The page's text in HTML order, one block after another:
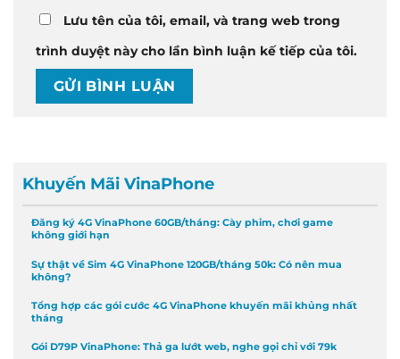
Lưu tên của tôi, email, và trang web trong
trình duyệt này cho lần bình luận kế tiếp của tôi.
Khuyến Mãi VinaPhone
Đăng ký 4G VinaPhone 60GB/tháng: Cày phim, chơi game
không giới hạn
Sự thật về Sim 4G VinaPhone 120GB/tháng 50k: Có nên mua
không?
Tổng hợp các gói cước 4G VinaPhone khuyến mãi khủng nhất
tháng
Gói D79P VinaPhone: Thả ga lướt web, nghe gọi chỉ với 79k